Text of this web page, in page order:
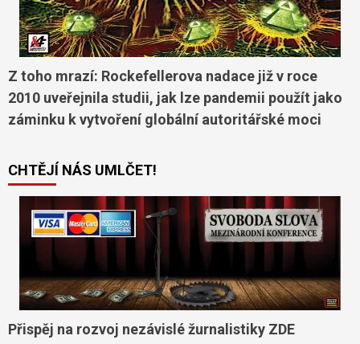
Z toho mrazí: Rockefellerova nadace již v roce
2010 uveřejnila studii, jak lze pandemii použít jako
záminku k vytvoření globální autoritářské moci
CHTĚJÍ NÁS UMLČET!
Přispěj na rozvoj nezávislé žurnalistiky ZDE